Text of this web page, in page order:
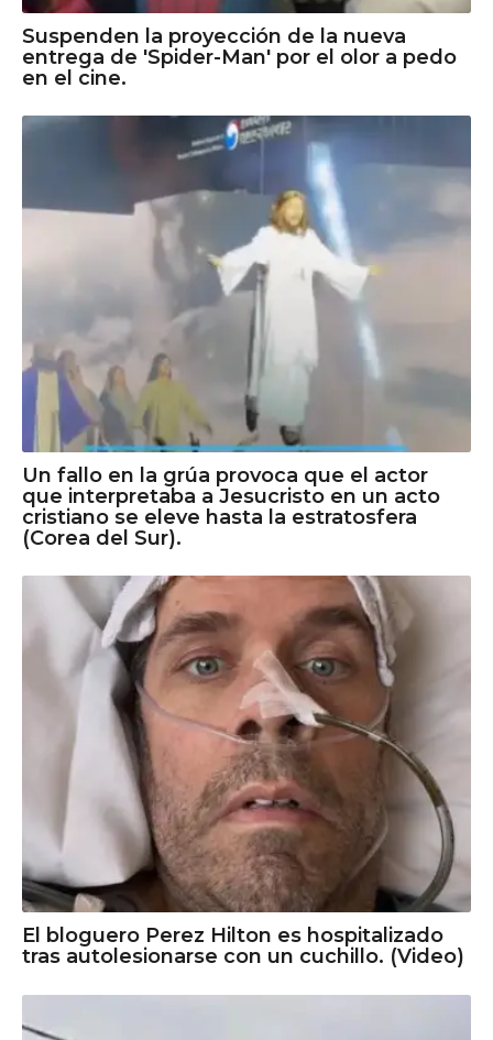
Suspenden la proyección de la nueva
entrega de 'Spider-Man' por el olor a pedo
en el cine.
Un fallo en la grúa provoca que el actor
que interpretaba a Jesucristo en un acto
cristiano se eleve hasta la estratosfera
(Corea del Sur).
El bloguero Perez Hilton es hospitalizado
tras autolesionarse con un cuchillo. (Video)